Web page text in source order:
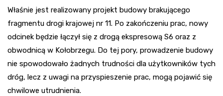
Właśnie jest realizowany projekt budowy brakującego
fragmentu drogi krajowej nr 11. Po zakończeniu prac, nowy
odcinek będzie łączył się z drogą ekspresową S6 oraz z
obwodnicą w Kołobrzegu. Do tej pory, prowadzenie budowy
nie spowodowało żadnych trudności dla użytkowników tych
dróg, lecz z uwagi na przyspieszenie prac, mogą pojawić się
chwilowe utrudnienia.